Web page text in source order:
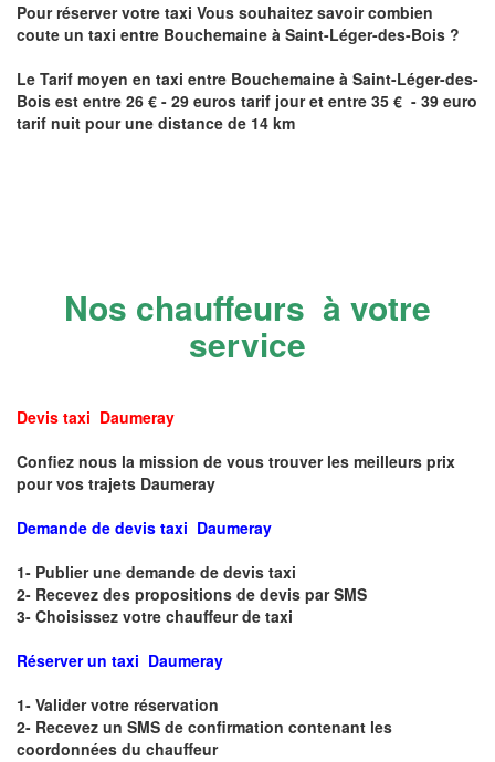
Pour réserver votre taxi Vous souhaitez savoircombien
coute un taxi entre Bouchemaine à Saint-Léger-des-Bois ?
Le Tarif moyen en taxi entre Bouchemaine à Saint-Léger-des-
Bois est entre 26 € - 29 euros tarif jour et entre 35 € - 39 euro
tarif nuit pour une distance de 14 km
Nos chauffeurs à votre
service
Devis taxi Daumeray
Confiez nous la mission de vous trouver les meilleurs prix
pour vos trajets Daumeray
Demande de devis taxi Daumeray
1- Publier une demande de devis taxi
2- Recevez des propositions de devis par SMS
3- Choisissez votre chauffeur de taxi
Réserver un taxi Daumeray
1- Valider votre réservation
2- Recevez un SMS de confirmation contenant les
coordonnées du chauffeur